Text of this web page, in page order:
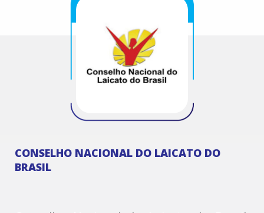
CONSELHO NACIONAL DO LAICATO DO
BRASIL